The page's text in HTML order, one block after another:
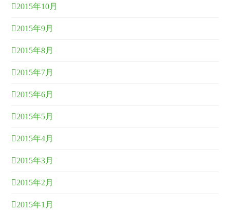
2015年10月
2015年9月
2015年8月
2015年7月
2015年6月
2015年5月
2015年4月
2015年3月
2015年2月
2015年1月